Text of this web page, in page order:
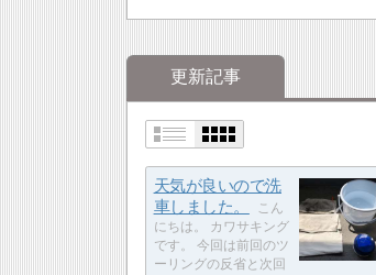
更新記事
天気が良いので洗
車しました。
こん
にちは。 カワサキング
です。 今回は前回のツ
ーリングの反省と次回